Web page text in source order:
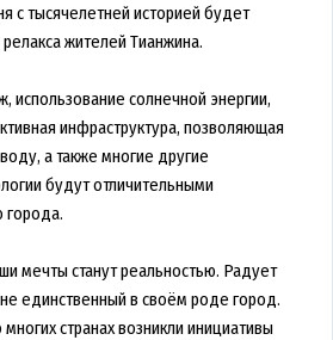
с тысячелетней историей будет
жителей Тианжина.
использование солнечной энергии,
инфраструктура, позволяющая
а также многие другие
будут отличительными
города.
мечты станут реальностью. Радует
единственный в своём роде город.
странах возникли инициативы